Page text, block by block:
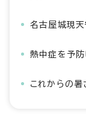
名古屋城現
熱中症を予防
これからの暑